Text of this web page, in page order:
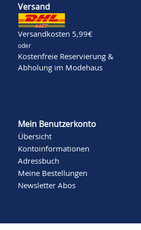
Versand
Versandkosten 5,99€
oder
Kostenfreie Reservierung &
Abholung im Modehaus
Mein Benutzerkonto
Übersicht
Kontoinformationen
Adressbuch
Meine Bestellungen
Newsletter Abos